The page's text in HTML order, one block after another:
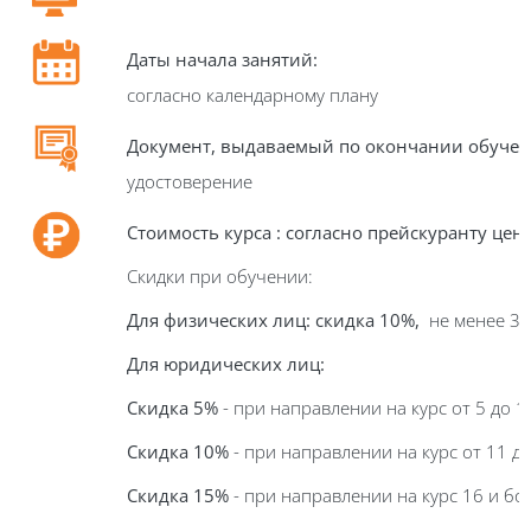
Даты начала занятий:
согласно календарному плану
Документ, выдаваемый по окончании
удостоверение
Стоимость курса : согласно прейскуранту цен
Скидки при обучении:
Для физических лиц: скидка 10%, не менее 3
Для юридических лиц:
Скидка 5% - при направлении на курс от 5 до
Скидка 10% - при направлении на курс от 11
Скидка 15% - при направлении на курс 16 и